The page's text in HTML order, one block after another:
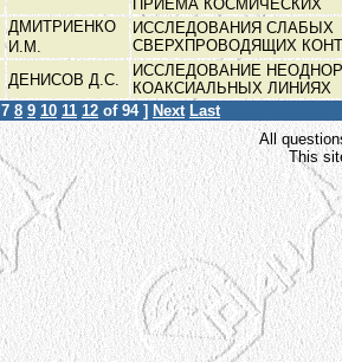
ПРИЕМА КОСМИЧЕСКИХ
ДМИТРИЕНКО
И.М.
ИССЛЕДОВАНИЯ СЛАБЫХ
СВЕРХПРОВОДЯЩИХ
ДЕНИСОВ Д.С.
ИССЛЕДОВАНИЕ
КОАКСИАЛЬНЫХ ЛИНИЯХ
7 8 9 10 11 12 of 94 ] Next Last
All
This